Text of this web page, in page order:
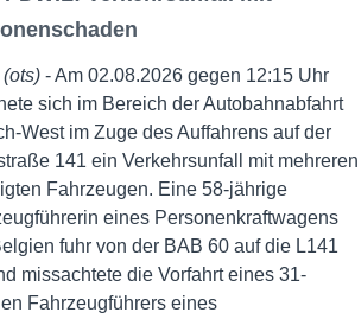
- Am 02.08.2026 gegen 12:15 Uhr
sich im Bereich der Autobahnabfahrt
West im Zuge des Auffahrens auf der
141 ein Verkehrsunfall mit mehreren
Fahrzeugen. Eine 58-jährige
eines Personenkraftwagens
fuhr von der BAB 60 auf die L141
missachtete die Vorfahrt eines 31-
Fahrzeugführers eines